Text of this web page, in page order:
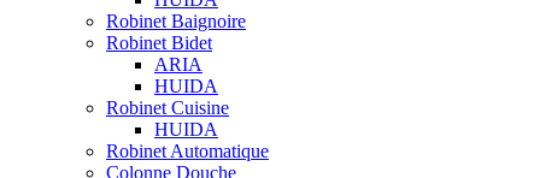
Robinet Baignoire
Robinet Bidet
ARIA
HUIDA
Robinet Cuisine
HUIDA
Robinet Automatique
Colonne Douche